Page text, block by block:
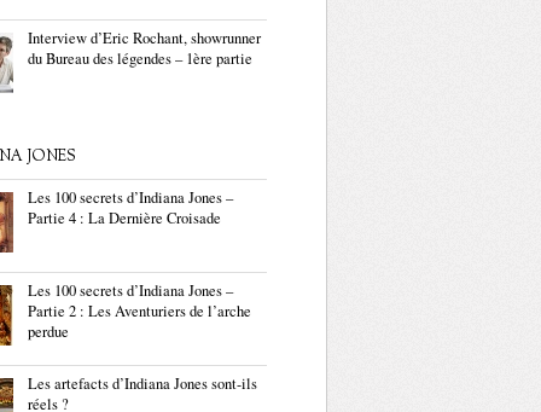
Interview d’Eric Rochant, showrunner
du Bureau des légendes – 1ère partie
JONES
Les 100 secrets d’Indiana Jones –
Partie 4 : La Dernière Croisade
Les 100 secrets d’Indiana Jones –
Partie 2 : Les Aventuriers de l’arche
perdue
Les artefacts d’Indiana Jones sont-ils
réels ?